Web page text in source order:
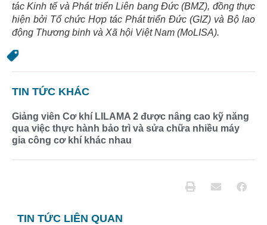
tác Kinh tế và Phát triển Liên bang Đức (BMZ), đồng thực
hiện bởi Tổ chức Hợp tác Phát triển Đức (GIZ) và Bộ lao
động Thương binh và Xã hội Việt Nam (MoLISA).
TIN TỨC KHÁC
Giảng viên Cơ khí LILAMA 2 được nâng cao kỹ năng
qua việc thực hành bảo trì và sửa chữa nhiều máy
gia công cơ khí khác nhau
TIN TỨC LIÊN QUAN